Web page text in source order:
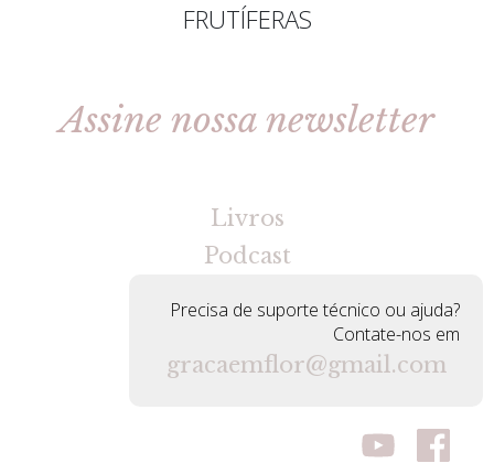
FRUTÍFERAS
Assine nossa newsletter
Livros
Podcast
Precisa de suporte técnico ou ajuda?
Contate-nos em
gracaemflor@gmail.com